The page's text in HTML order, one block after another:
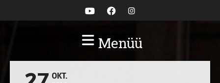
Menüü
OKT.